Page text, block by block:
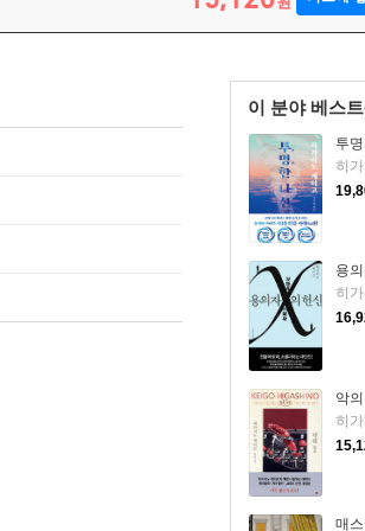
이 분야 베스
투
용
악의
매